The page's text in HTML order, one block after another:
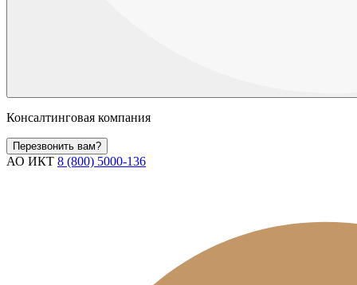
Консалтинговая компания
Перезвонить вам?
АО ИКТ 8 (800) 5000-136